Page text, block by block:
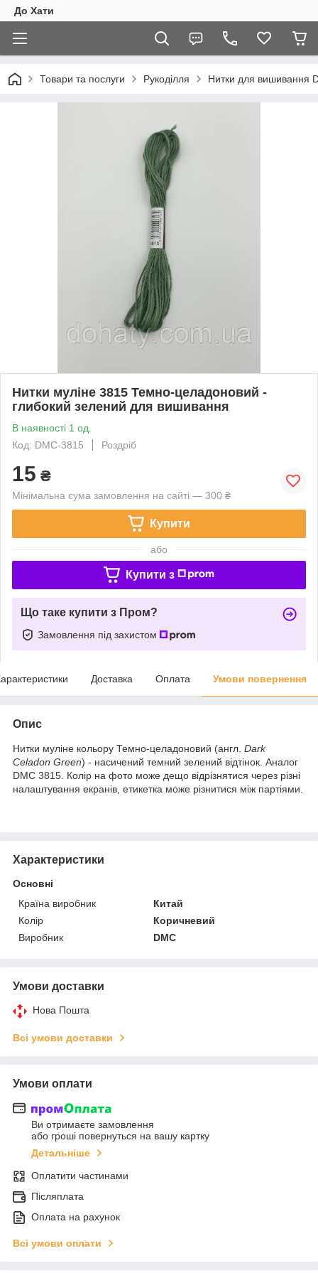
До Хати
Товари та послуги Рукоділля Нитки для вишивання
Нитки муліне 3815 Темно‑целадоновий -
глибокий зелений для вишивання
В наявності 1 од.
Код: DMC-3815
Роздріб
15 ₴
Мінімальна сума замовлення на сайті — 300 ₴
Купити
або
Купити з
Що таке купити з Пром?
Замовлення під захистом
Доставка Оплата Умови повернення
Опис
Нитки муліне кольору Темно‑целадоновий (англ. Dark
Celadon Green) - насичений темний зелений відтінок. Аналог
DMC 3815. Колір на фото може дещо відрізнятися через різні
налаштування екранів, етикетка може різнитися між партіями.
Характеристики
Основні
Країна виробник
Китай
Колір
Коричневий
Виробник
DMC
Умови доставки
Нова Пошта
Всі умови доставки
Умови оплати
Ви отримаєте замовлення
або гроші повернуться на вашу картку
Детальніше
Оплатити частинами
Післяплата
Оплата на рахунок
Всі умови оплати